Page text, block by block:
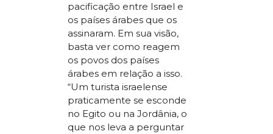
pacificação entre Israel e
os países árabes que os
assinaram. Em sua visão,
basta ver como reagem
os povos dos países
árabes em relação a isso.
“Um turista israelense
praticamente se esconde
no Egito ou na Jordânia, o
que nos leva a perguntar